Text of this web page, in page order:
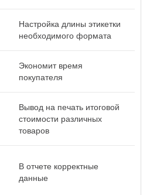
Настройка длины этикетки
необходимого формата
Экономит время
покупателя
Вывод на печать итоговой
стоимости различных
товаров
В отчете корректные
данные